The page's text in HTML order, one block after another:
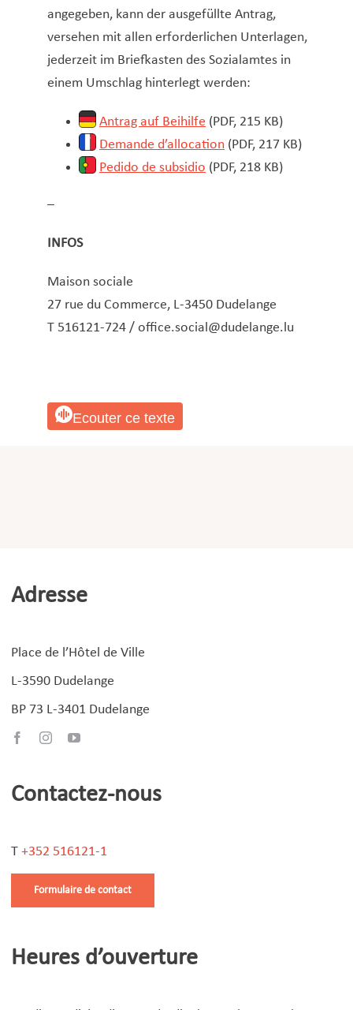
angegeben, kann der ausgefüllte Antrag,
versehen mit allen erforderlichen Unterlagen,
jederzeit im Briefkasten des Sozialamtes in
einem Umschlag hinterlegt werden:
Antrag auf Beihilfe (PDF, 215 KB)
Demande d’allocation(PDF, 217 KB)
Pedido de subsidio (PDF, 218 KB)
–
INFOS
Maison sociale
27 rue du Commerce, L-3450 Dudelange
T 516121-724 / office.social@dudelange.lu
Ecouter ce texte
Adresse
Place de l’Hôtel de Ville
L-3590 Dudelange
BP 73 L-3401 Dudelange
Contactez-nous
T +352 516121-1
Formulaire de contact
Heures d’ouverture